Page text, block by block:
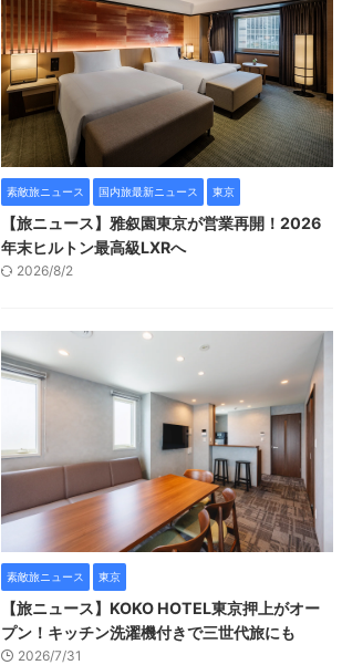
素敵旅ニュース 国内旅最新ニュース 東京
【旅ニュース】雅叙園東京が営業再開！2026
年末ヒルトン最高級LXRへ
2026/8/2
素敵旅ニュース 東京
【旅ニュース】KOKO HOTEL東京押上がオー
プン！キッチン洗濯機付きで三世代旅にも
2026/7/31